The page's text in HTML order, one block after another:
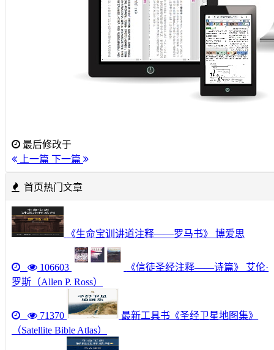
最后修改于
上一篇 下一篇
首页热门文章
《生命宝训讲道注释——罗马书》 博爱思
106603
《信徒圣经注释——诗篇》 艾伦·
罗斯（Allen P. Ross）
71370
最新工具书《圣经卫星地图集》
（Satellite Bible Atlas）